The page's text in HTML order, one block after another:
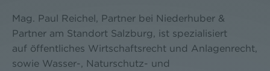
Mag. Paul Reichel, Partner bei Niederhuber &
Partner am Standort Salzburg, ist spezialisiert
auf öffentliches Wirtschaftsrecht und Anlagenrecht,
sowie Wasser-, Naturschutz- und